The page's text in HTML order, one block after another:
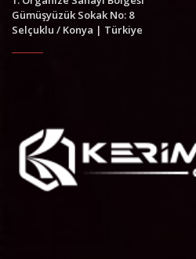
Gümüşyüzük Sokak No: 8
Selçuklu / Konya | Türkiye